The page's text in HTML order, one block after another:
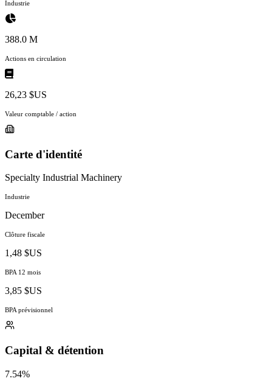
Industrie
388.0 M
Actions en circulation
26,23 $US
Valeur comptable / action
Carte d'identité
Specialty Industrial Machinery
Industrie
December
Clôture fiscale
1,48 $US
BPA 12 mois
3,85 $US
BPA prévisionnel
Capital & détention
7.54%